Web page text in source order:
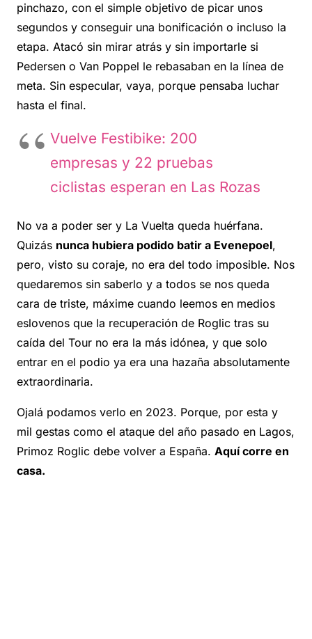
pinchazo, con el simple objetivo de picar unos
segundos y conseguir una bonificación o incluso la
etapa. Atacó sin mirar atrás y sin importarle si
Pedersen o Van Poppel le rebasaban en la línea de
meta. Sin especular, vaya, porque pensaba luchar
hasta el final.
Vuelve Festibike: 200
empresas y 22 pruebas
ciclistas esperan en Las Rozas
No va a poder ser y La Vuelta queda huérfana.
Quizás nunca hubiera podido batir a Evenepoel,
pero, visto su coraje, no era del todo imposible. Nos
quedaremos sin saberlo y a todos se nos queda
cara de triste, máxime cuando leemos en medios
eslovenos que la recuperación de Roglic tras su
caída del Tour no era la más idónea, y que solo
entrar en el podio ya era una hazaña absolutamente
extraordinaria.
Ojalá podamos verlo en 2023. Porque, por esta y
mil gestas como el ataque del año pasado en Lagos,
Primoz Roglic debe volver a España. Aquí corre en
casa.